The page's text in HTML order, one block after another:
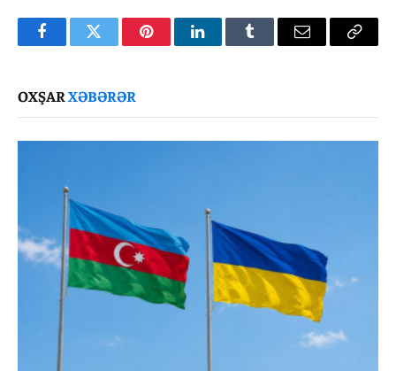
FacebookTwitter PinterestLinkedInTumblr Email
Copy
OXŞARXƏBƏRƏR